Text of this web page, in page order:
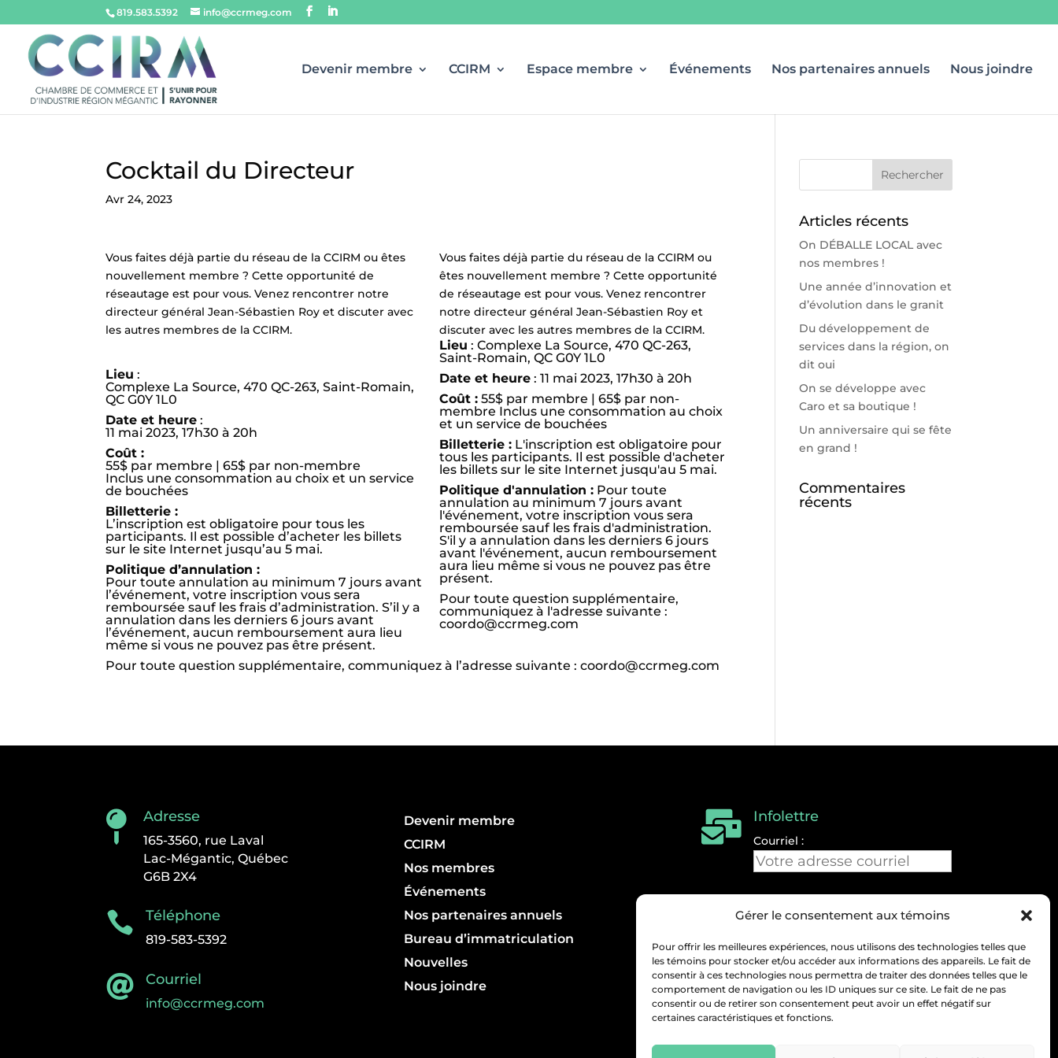
Gérer le consentement aux témoins
Pour offrir les meilleures expériences, nous utilisons des technologies telles que
les témoins pour stocker et/ou accéder aux informations des appareils. Le fait de
consentir à ces technologies nous permettra de traiter des données telles que le
comportement de navigation ou les ID uniques sur ce site. Le fait de ne pas
consentir ou de retirer son consentement peut avoir un effet négatif sur
certaines caractéristiques et fonctions.
819.583.5392 info@ccrmeg.com
Devenir membre CCIRM Espace membre Événements Nos partenaires annuels Nous joindre
Cocktail du Directeur
Avr 24, 2023
Vous faites déjà partie du réseau de la CCIRM ou
êtes nouvellement membre ? Cette opportunité
de réseautage est pour vous. Venez rencontrer
notre directeur général Jean-Sébastien Roy et
discuter avec les autres membres de la CCIRM.
Lieu : Complexe La Source, 470 QC-263,
Saint-Romain, QC G0Y 1L0
Date et heure : 11 mai 2023, 17h30 à 20h
Coût : 55$ par membre | 65$ par non-
membre Inclus une consommation au choix
et un service de bouchées
Billetterie : L'inscription est obligatoire pour
tous les participants. Il est possible d'acheter
les billets sur le site Internet jusqu'au 5 mai.
Politique d'annulation : Pour toute
annulation au minimum 7 jours avant
l'événement, votre inscription vous sera
remboursée sauf les frais d'administration.
S'il y a annulation dans les derniers 6 jours
avant l'événement, aucun remboursement
aura lieu même si vous ne pouvez pas être
présent.
Pour toute question supplémentaire,
communiquez à l'adresse suivante :
coordo@ccrmeg.com
Vous faites déjà partie du réseau de la CCIRM ou êtes
nouvellement membre ? Cette opportunité de
réseautage est pour vous. Venez rencontrer notre
directeur général Jean-Sébastien Roy et discuter avec
les autres membres de la CCIRM.
Lieu :
Complexe La Source, 470 QC-263, Saint-Romain,
QC G0Y 1L0
Date et heure :
11 mai 2023, 17h30 à 20h
Coût :
55$ par membre | 65$ par non-membre
Inclus une consommation au choix et un service
de bouchées
Billetterie :
L’inscription est obligatoire pour tous les
participants. Il est possible d’acheter les billets
sur le site Internet jusqu’au 5 mai.
Politique d’annulation :
Pour toute annulation au minimum 7 jours avant
l’événement, votre inscription vous sera
remboursée sauf les frais d’administration. S’il y a
annulation dans les derniers 6 jours avant
l’événement, aucun remboursement aura lieu
même si vous ne pouvez pas être présent.
Pour toute question supplémentaire, communiquez à l’adresse suivante : coordo@ccrmeg.com
Articles récents
On DÉBALLE LOCAL avec
nos membres !
Une année d’innovation et
d’évolution dans le granit
Du développement de
services dans la région, on
dit oui
On se développe avec
Caro et sa boutique !
Un anniversaire qui se fête
en grand !
Commentaires
récents
 Adresse
165-3560, rue Laval
Lac-Mégantic, Québec
G6B 2X4
 Téléphone
819-583-5392
 Courriel
info@ccrmeg.com
Devenir membre
CCIRM
Nos membres
Événements
Nos partenaires annuels
Bureau d’immatriculation
Nouvelles
Nous joindre
 Infolettre
Courriel :